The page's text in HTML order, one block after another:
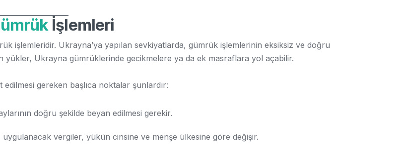
İşlemleri
işlemleridir. Ukrayna’ya yapılan sevkiyatlarda, gümrük işlemlerinin eksiksiz ve doğru
yükler, Ukrayna gümrüklerinde gecikmelere ya da ek masraflara yol açabilir.
gereken başlıca noktalar şunlardır:
doğru şekilde beyan edilmesi gerekir.
uygulanacak vergiler, yükün cinsine ve menşe ülkesine göre değişir.